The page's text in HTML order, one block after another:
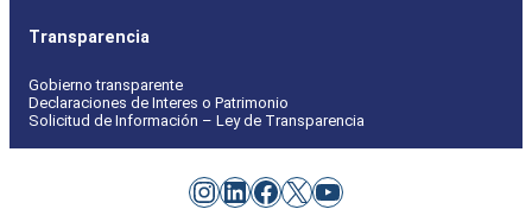
Transparencia
Gobierno transparente
Declaraciones de Interes o Patrimonio
Solicitud de Información – Ley de Transparencia
Instagram
LinkedIn
Facebook
X YouTube